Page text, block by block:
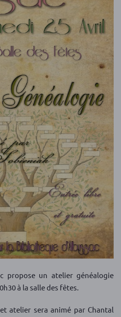
propose un atelier généalogie
à la salle des fêtes.
atelier sera animé par Chantal